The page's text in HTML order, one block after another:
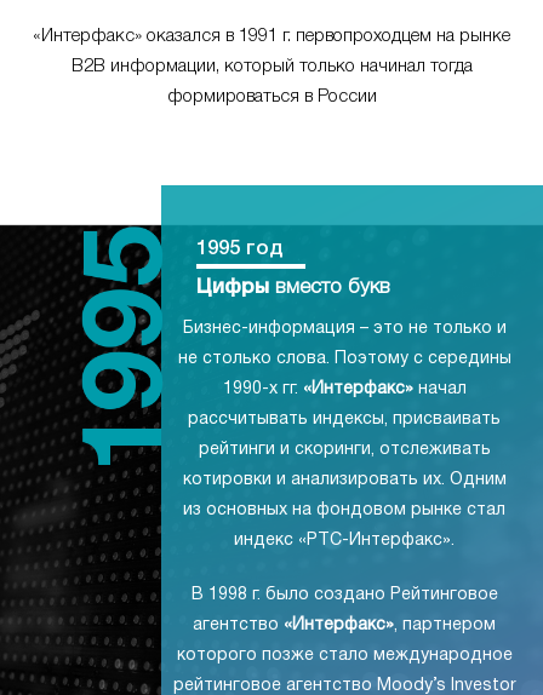
«Интерфакс» оказался в 1991 г. первопроходцем на рынке
B2B информации, который только начинал тогда
формироваться в России
1995 год
Цифры вместо букв
Бизнес-информация – это не только и
не столько слова. Поэтому с середины
1990-х гг. «Интерфакс»начал
рассчитывать индексы, присваивать
рейтинги и скоринги, отслеживать
котировки и анализировать их. Одним
из основных на фондовом рынке стал
индекс «РТС-Интерфакс».
В 1998 г. было создано Рейтинговое
агентство «Интерфакс», партнером
которого позже стало международное
рейтинговое агентство Moody’s Investor